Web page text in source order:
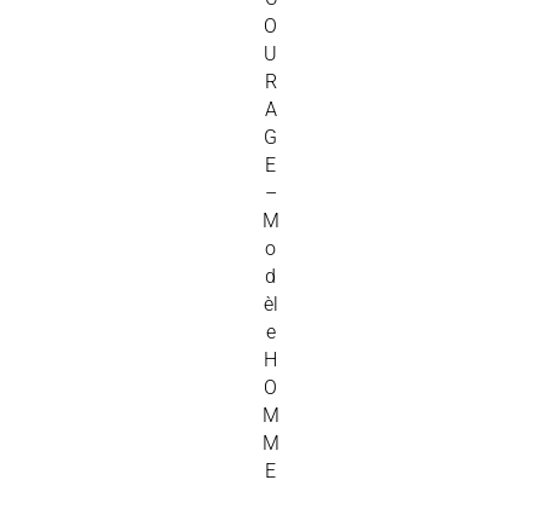
O
U
R
A
G
E
–
M
o
d
èl
e
H
O
M
M
E